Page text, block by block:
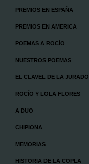
PREMIOS EN ESPAÑA
PREMIOS EN AMERICA
POEMAS A ROCÍO
NUESTROS POEMAS
EL CLAVEL DE LA JURADO
ROCÍO Y LOLA FLORES
A DUO
CHIPIONA
MEMORIAS
HISTORIA DE LA COPLA